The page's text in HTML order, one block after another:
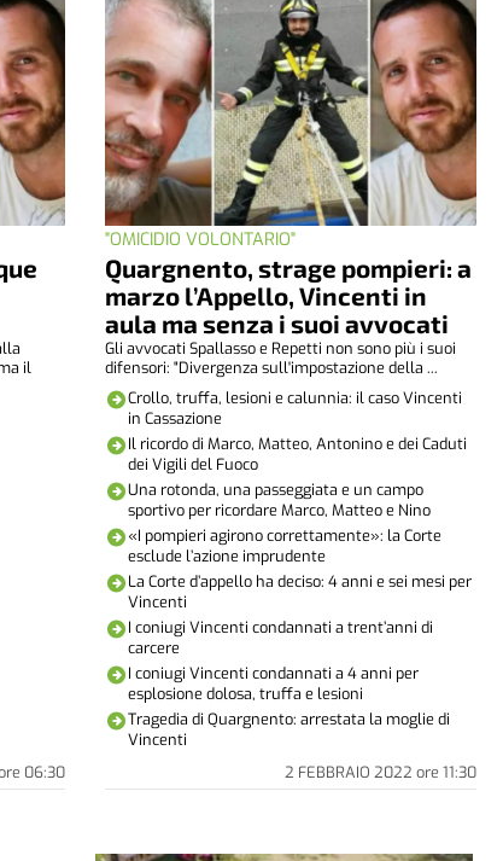
06:30
il
"OMICIDIO VOLONTARIO"
Quargnento, strage pompieri: a
marzo l’Appello, Vincenti in
aula ma senza i suoi avvocati
2 FEBBRAIO 2022 ore 11:30
Gli avvocati Spallasso e Repetti non sono più i suoi
difensori: "Divergenza sull'impostazione della ...
Crollo, truffa, lesioni e calunnia: il caso Vincenti
in Cassazione
Il ricordo di Marco, Matteo, Antonino e dei Caduti
dei Vigili del Fuoco
Una rotonda, una passeggiata e un campo
sportivo per ricordare Marco, Matteo e Nino
«I pompieri agirono correttamente»: la Corte
esclude l’azione imprudente
La Corte d’appello ha deciso: 4 anni e sei mesi per
Vincenti
I coniugi Vincenti condannati a trent’anni di
carcere
I coniugi Vincenti condannati a 4 anni per
esplosione dolosa, truffa e lesioni
Tragedia di Quargnento: arrestata la moglie di
Vincenti